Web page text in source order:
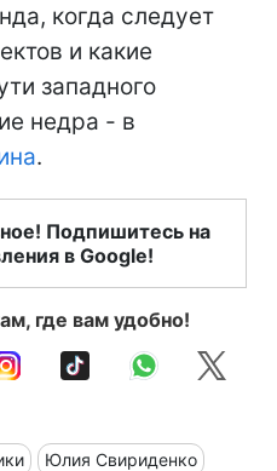
когда следует
и какие
западного
недра - в
.
Подпишитесь на
в Google!
где вам удобно!
Юлия Свириденко